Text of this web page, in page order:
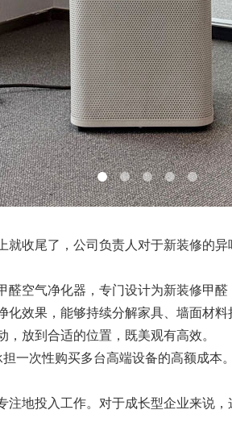
收尾了，公司负责人对于新装修的
空气净化器，专门设计为新装修甲
效果，能够持续分解家具、墙面材
放到合适的位置，既美观有高效。
一次性购买多台高端设备的高额成本
地投入工作。对于成长型企业来说